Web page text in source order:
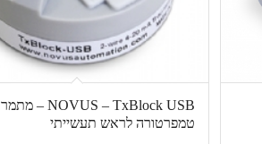
NOVUS – TxBlock USB – מתמר
טמפרטורה לראש תעשייתי